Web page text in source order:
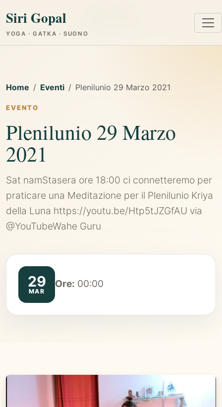
Siri Gopal
YOGA · GATKA · SUONO
Home Eventi Plenilunio 29 Marzo 2021
EVENTO
Plenilunio 29 Marzo
2021
Sat namStasera ore 18:00 ci connetteremo per
praticare una Meditazione per il Plenilunio Kriya
della Luna https://youtu.be/Htp5tJZGfAU via
@YouTubeWahe Guru
29
MAR
Ore: 00:00